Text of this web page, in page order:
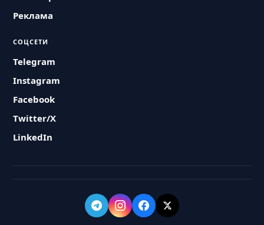
Реклама
СОЦСЕТИ
Telegram
Instagram
Facebook
Twitter/X
LinkedIn